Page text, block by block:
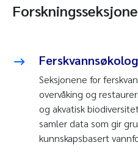
Seksjonene for
overvåking og
og akvatisk
samler data som gir
kunnskapsbasert